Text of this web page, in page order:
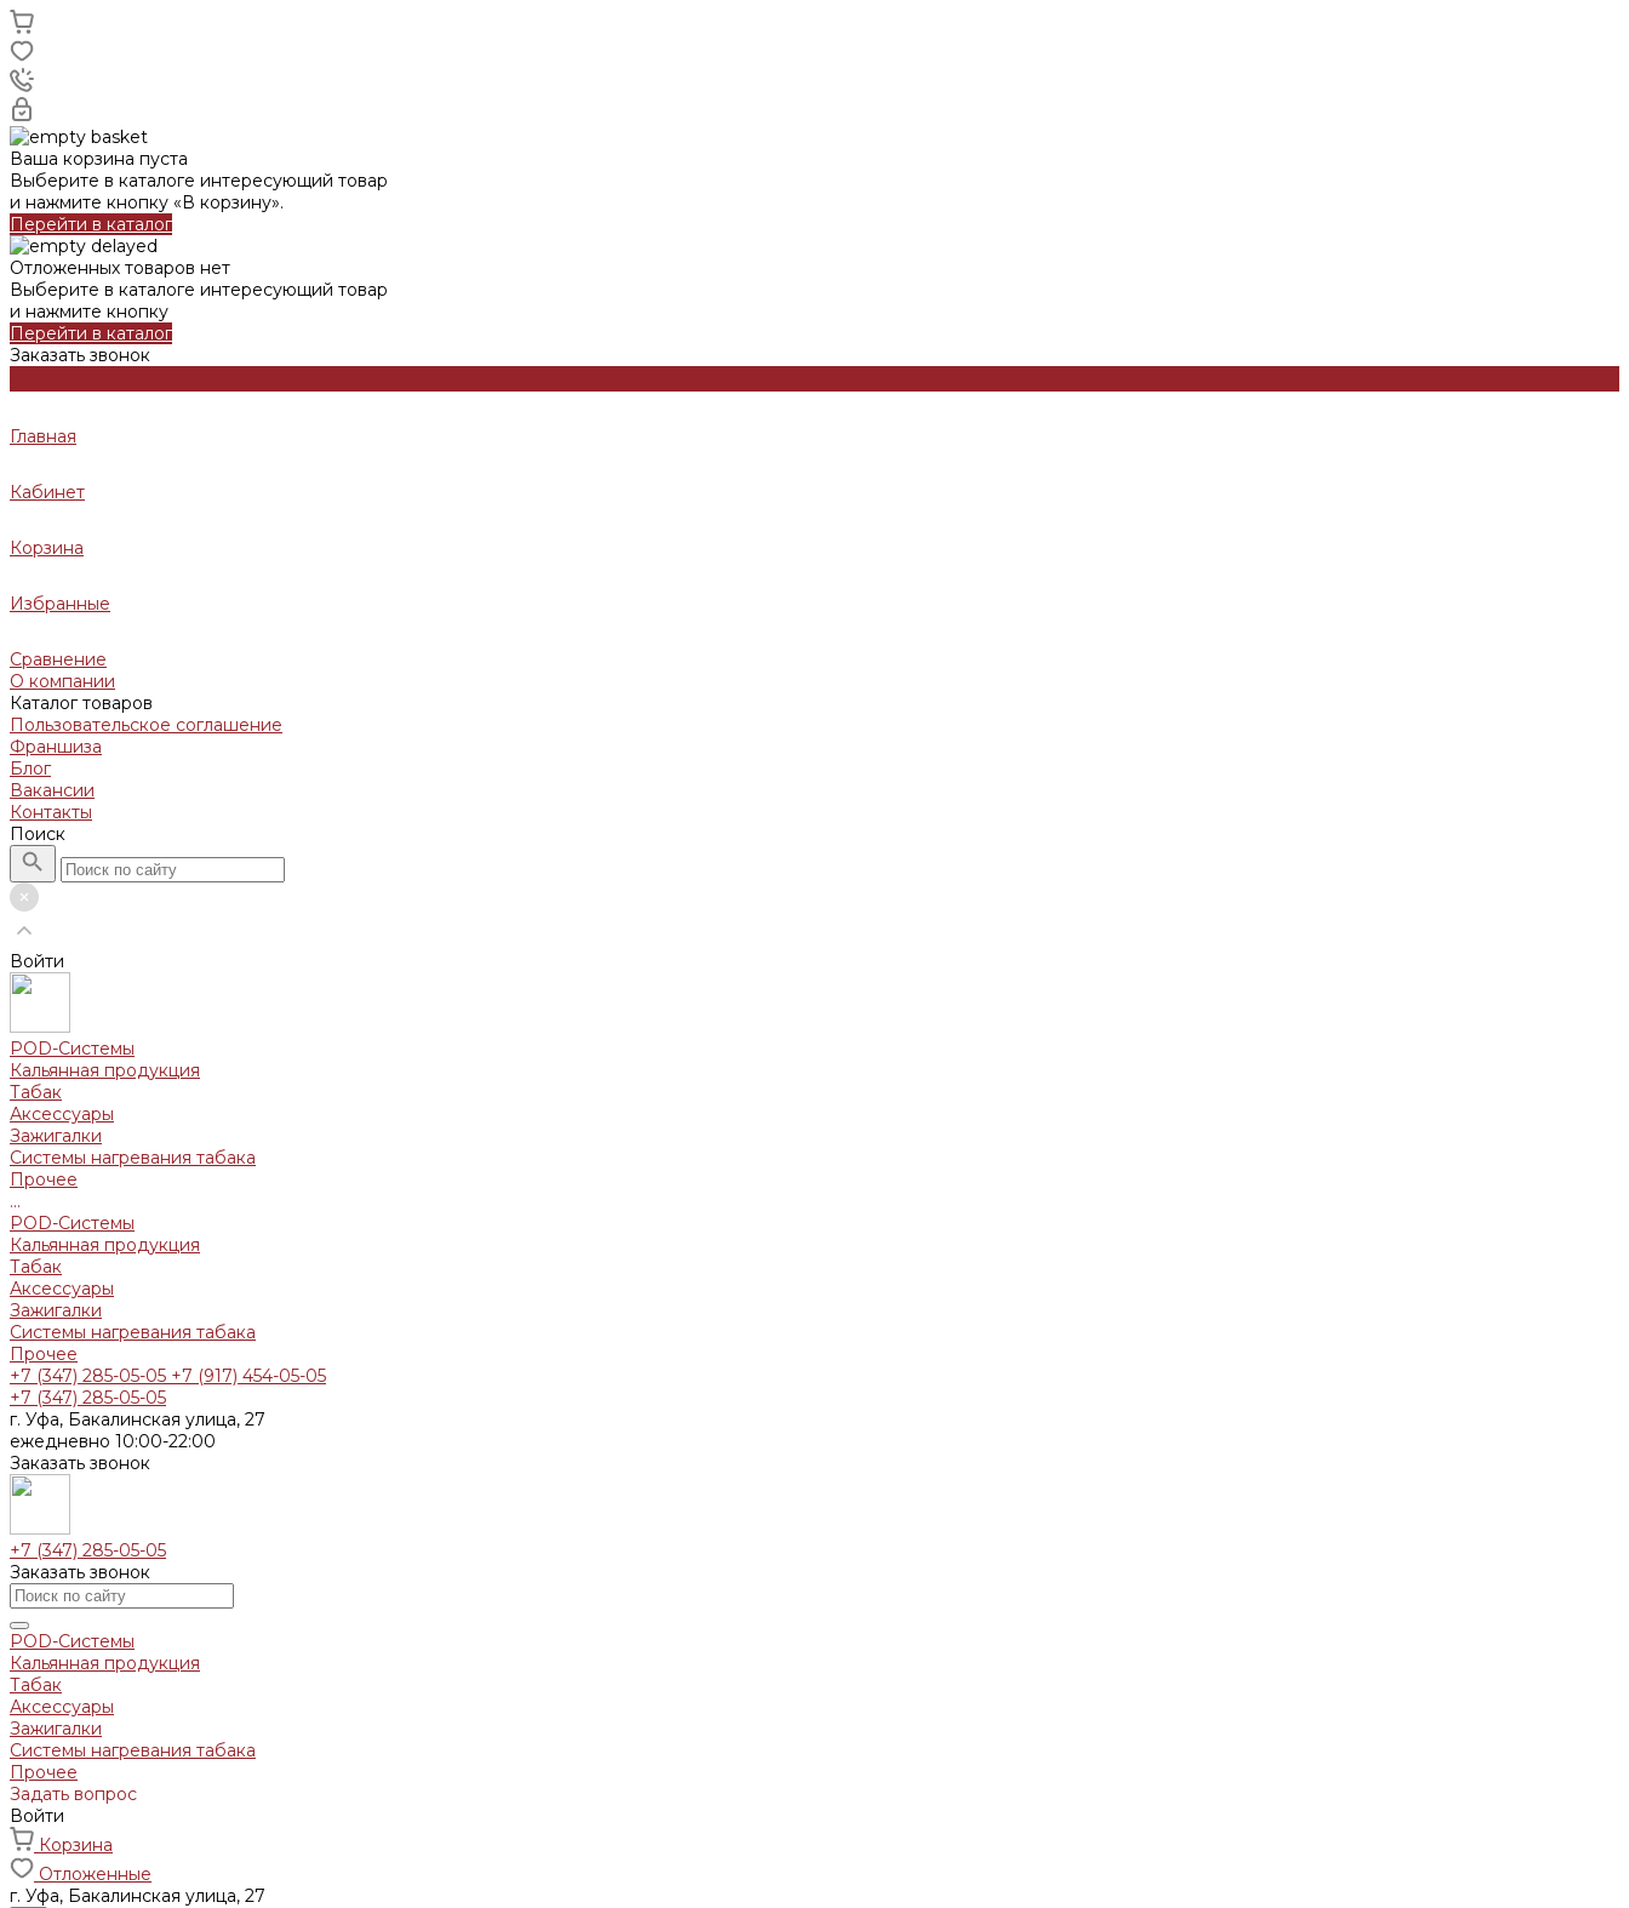
Ваша корзина пуста
Выберите в каталоге интересующий товар
и нажмите кнопку «В корзину».
Перейти в каталог
Отложенных товаров нет
Выберите в каталоге интересующий товар
и нажмите кнопку
Перейти в каталог
Заказать звонок
Главная
Кабинет
Корзина
Избранные
Сравнение
О компании
Каталог товаров
Пользовательское соглашение
Франшиза
Блог
Вакансии
Контакты
Поиск
Войти
POD-Системы
Кальянная продукция
Табак
Аксессуары
Зажигалки
Системы нагревания табака
Прочее
...
POD-Системы
Кальянная продукция
Табак
Аксессуары
Зажигалки
Системы нагревания табака
Прочее
+7 (347) 285-05-05 +7 (917) 454-05-05
+7 (347) 285-05-05
г. Уфа, Бакалинская улица, 27
ежедневно 10:00-22:00
Заказать звонок
+7 (347) 285-05-05
Заказать звонок
POD-Системы
Кальянная продукция
Табак
Аксессуары
Зажигалки
Системы нагревания табака
Прочее
Задать вопрос
Войти
Корзина
Отложенные
г. Уфа, Бакалинская улица, 27